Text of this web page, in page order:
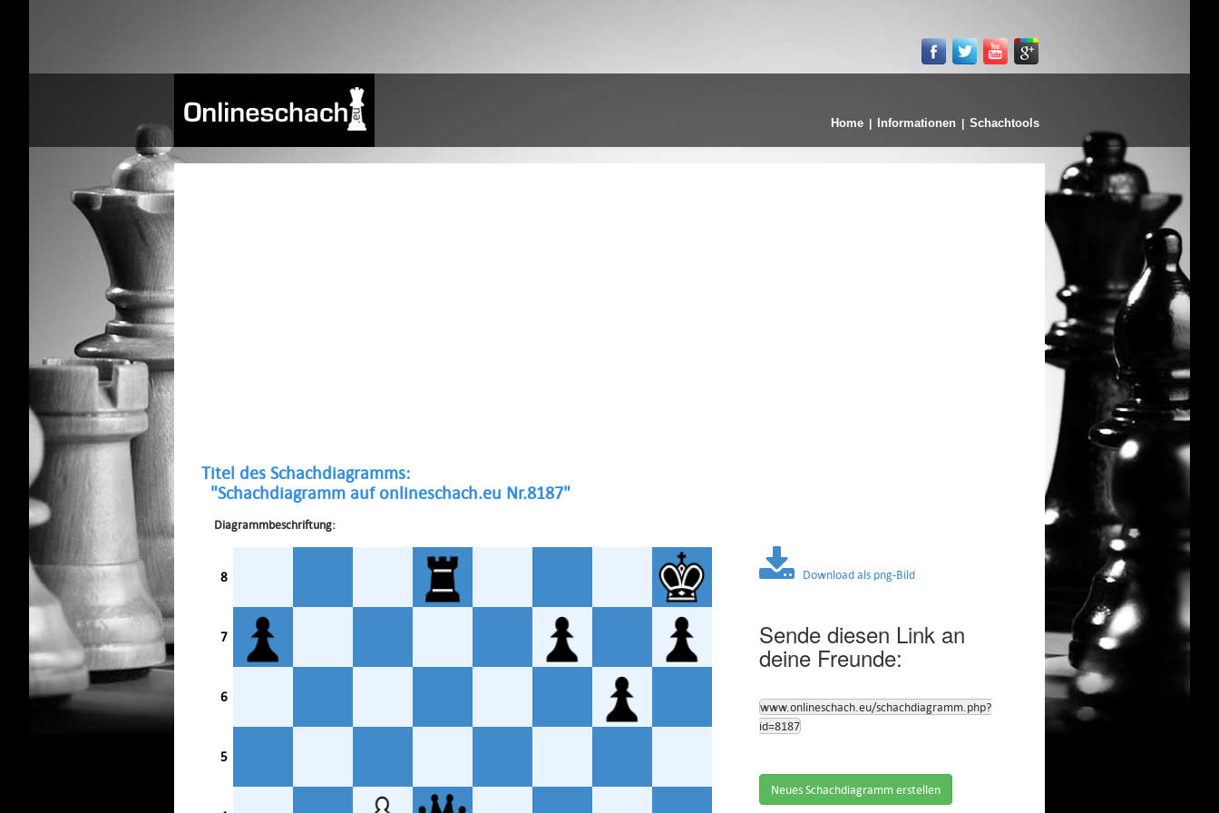
Home Informationen Schachtools
Titel des Schachdiagramms:
"Schachdiagramm auf onlineschach.eu Nr.8187"
Diagrammbeschriftung:
8
7
6
5
Download als png-Bild
Sende diesen Link an
deine Freunde:
www.onlineschach.eu/schachdiagramm.php?
id=8187
Neues Schachdiagramm erstellen